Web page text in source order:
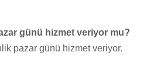
günü hizmet veriyor mu?
pazar günü hizmet veriyor.